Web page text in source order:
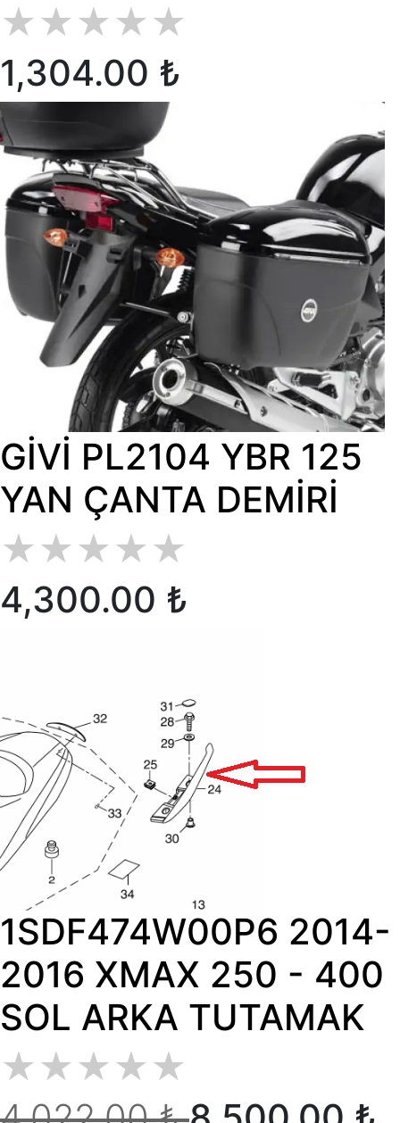
★★★★★
1,304.00 ₺
GİVİ PL2104 YBR 125
YAN ÇANTA DEMİRİ
★★★★★
4,300.00 ₺
1SDF474W00P6 2014-
2016 XMAX 250 - 400
SOL ARKA TUTAMAK
★★★★★